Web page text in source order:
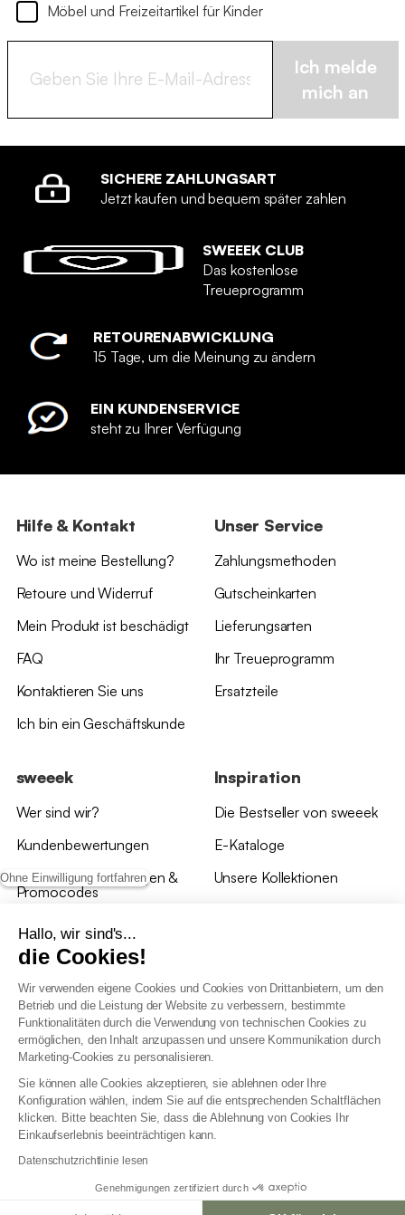
Ohne Einwilligung fortfahren
Hallo, wir sind's...
die Cookies!
Wir verwenden eigene Cookies und Cookies von Drittanbietern, um den
Betrieb und die Leistung der Website zu verbessern, bestimmte
Funktionalitäten durch die Verwendung von technischen Cookies zu
ermöglichen, den Inhalt anzupassen und unsere Kommunikation durch
Marketing-Cookies zu personalisieren.
Sie können alle Cookies akzeptieren, sie ablehnen oder Ihre
Konfiguration wählen, indem Sie auf die entsprechenden Schaltflächen
klicken. Bitte beachten Sie, dass die Ablehnung von Cookies Ihr
Einkaufserlebnis beeinträchtigen kann.
Datenschutzrichtlinie lesen
Genehmigungen zertifiziert durch
Möbel und Freizeitartikel für Kinder
Ich melde
mich an
SICHERE ZAHLUNGSART
Jetzt kaufen und bequem später zahlen
SWEEEK CLUB
Das kostenlose
Treueprogramm
RETOURENABWICKLUNG
15 Tage, um die Meinung zu ändern
EIN KUNDENSERVICE
steht zu Ihrer Verfügung
Hilfe & Kontakt
Wo ist meine Bestellung?
Retoure und Widerruf
Mein Produkt ist beschädigt
FAQ
Kontaktieren Sie uns
Ich bin ein Geschäftskunde
Unser Service
Zahlungsmethoden
Gutscheinkarten
Lieferungsarten
Ihr Treueprogramm
Ersatzteile
sweeek
Wer sind wir?
Kundenbewertungen
*Angebotsbedingungen &
Promocodes
Bewertungen von sweeek
Unsere Geschäfte
Inspiration
Die Bestseller von sweeek
E-Kataloge
Unsere Kollektionen
AGB Treueprogramm
Datenschutzrichtlinien
Allgemeine Geschäftsbedingungen für Geschäftskunden
Erklärung zur Barrierefreiheit